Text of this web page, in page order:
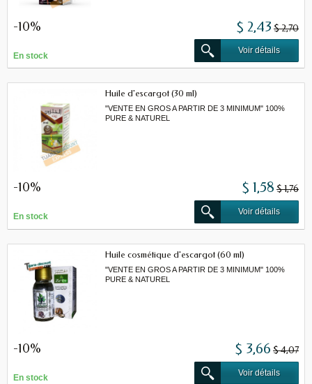
-10% $ 2,43 $ 2,70
En stock
Voir détails
Huile d'escargot (30 ml)
"VENTE EN GROS A PARTIR DE 3 MINIMUM" 100%
PURE & NATUREL
-10% $ 1,58 $ 1,76
En stock
Voir détails
Huile cosmétique d'escargot (60 ml)
"VENTE EN GROS A PARTIR DE 3 MINIMUM" 100%
PURE & NATUREL
-10% $ 3,66 $ 4,07
En stock
Voir détails